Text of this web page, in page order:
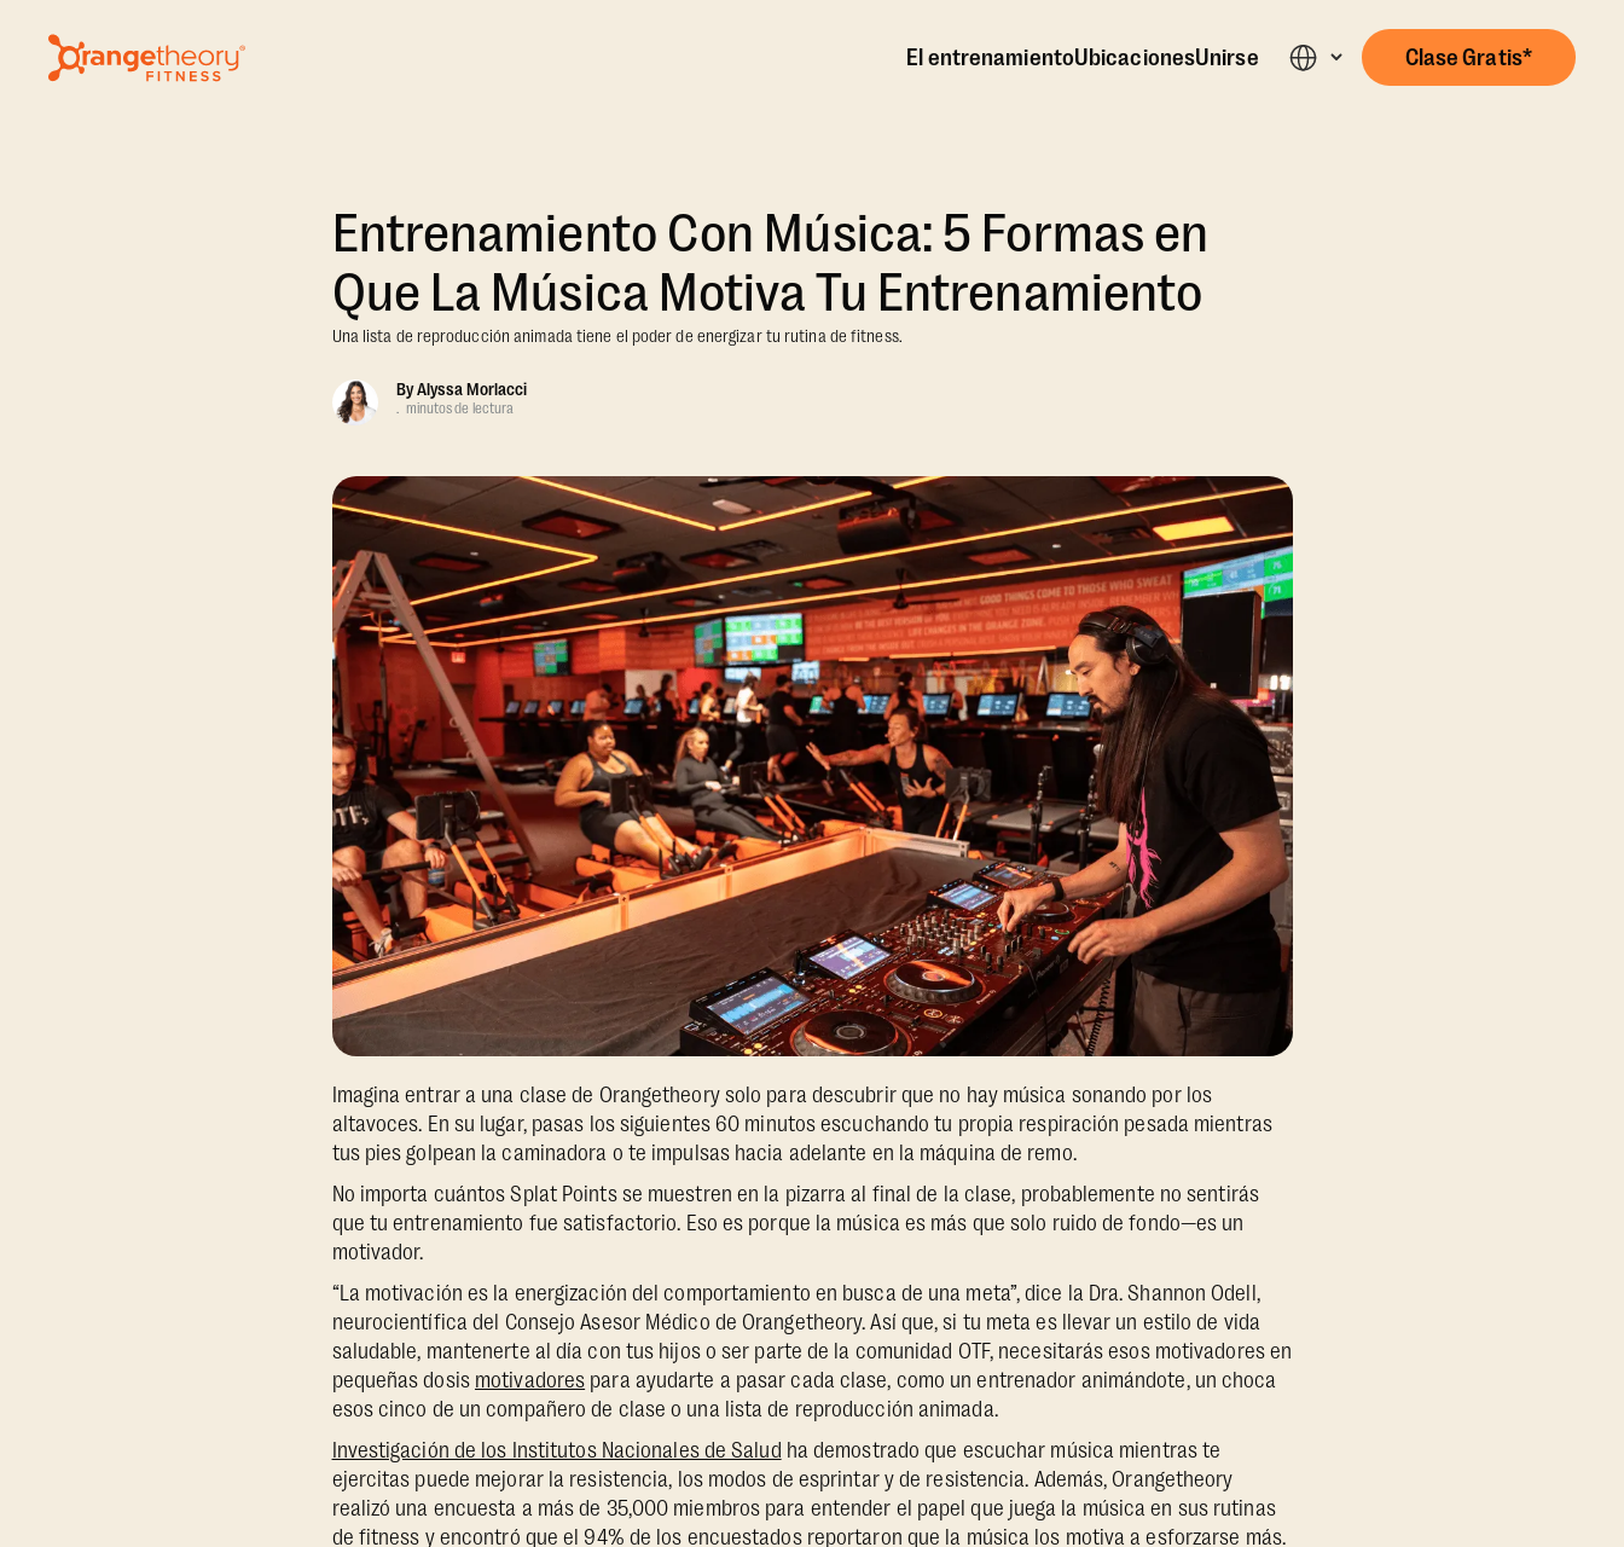
El entrenamientoUbicacionesUnirse Clase Gratis*
Entrenamiento Con Música: 5 Formas en
Que La Música Motiva Tu Entrenamiento
Una lista de reproducción animada tiene el poder de energizar tu rutina de fitness.
By Alyssa Morlacci
. minutos de lectura
Imagina entrar a una clase de Orangetheory solo para descubrir que no hay música sonando por los
altavoces. En su lugar, pasas los siguientes 60 minutos escuchando tu propia respiración pesada mientras
tus pies golpean la caminadora o te impulsas hacia adelante en la máquina de remo.
No importa cuántos Splat Points se muestren en la pizarra al final de la clase, probablemente no sentirás
que tu entrenamiento fue satisfactorio. Eso es porque la música es más que solo ruido de fondo—es un
motivador.
“La motivación es la energización del comportamiento en busca de una meta”, dice la Dra. Shannon Odell,
neurocientífica del Consejo Asesor Médico de Orangetheory. Así que, si tu meta es llevar un estilo de vida
saludable, mantenerte al día con tus hijos o ser parte de la comunidad OTF, necesitarás esos motivadores en
pequeñas dosis motivadores para ayudarte a pasar cada clase, como un entrenador animándote, un choca
esos cinco de un compañero de clase o una lista de reproducción animada.
Investigación de los Institutos Nacionales de Salud ha demostrado que escuchar música mientras te
ejercitas puede mejorar la resistencia, los modos de esprintar y de resistencia. Además, Orangetheory
realizó una encuesta a más de 35,000 miembros para entender el papel que juega la música en sus rutinas
de fitness y encontró que el 94% de los encuestados reportaron que la música los motiva a esforzarse más.